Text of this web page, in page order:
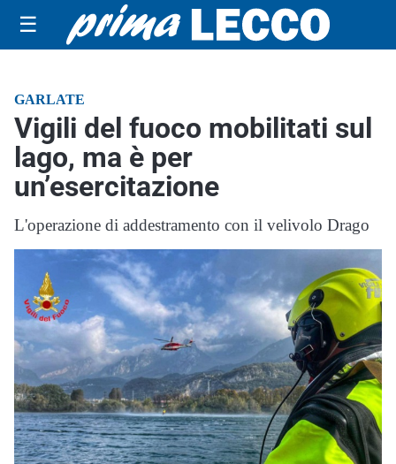
☰
GARLATE
Vigili del fuoco mobilitati sul
lago, ma è per
un’esercitazione
L'operazione di addestramento con il velivolo Drago